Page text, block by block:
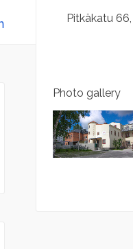
Pitkäkatu 66
Photo gallery